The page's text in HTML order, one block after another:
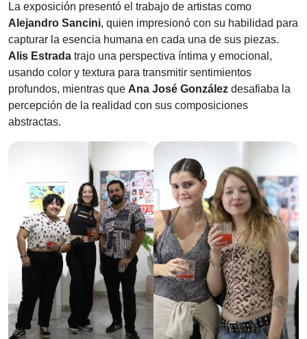
La exposición presentó el trabajo de artistas como
Alejandro Sancini, quien impresionó con su habilidad para
capturar la esencia humana en cada una de sus piezas.
Alis Estrada trajo una perspectiva íntima y emocional,
usando color y textura para transmitir sentimientos
profundos, mientras que Ana José González desafiaba la
percepción de la realidad con sus composiciones
abstractas.